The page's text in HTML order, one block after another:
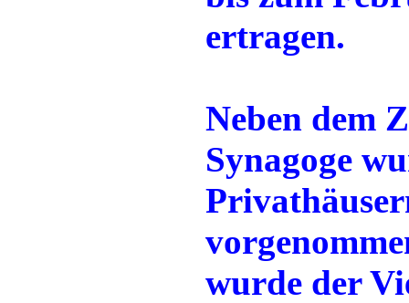
ertragen.
Neben dem
Synagoge
wurde der